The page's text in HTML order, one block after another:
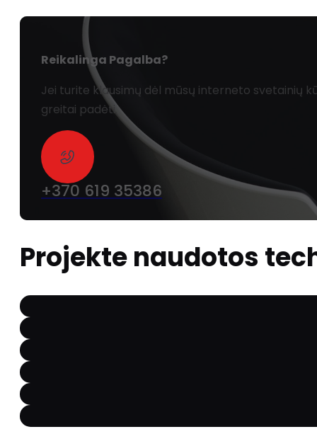
Reikalinga Pagalba?
Jei turite klausimų dėl mūsų interneto svetainių
greitai padėti.
+370 619 35386
Projekte naudotos